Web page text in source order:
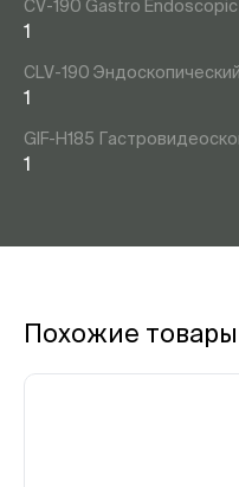
CV-190 Gastro
1
CLV-190
1
GIF-H185
1
Похожие товары